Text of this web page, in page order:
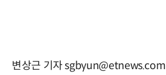
변상근 기자 sgbyun@etnews.com